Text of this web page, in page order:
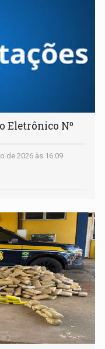
Eletrônico Nº
de 2026 às 16:09